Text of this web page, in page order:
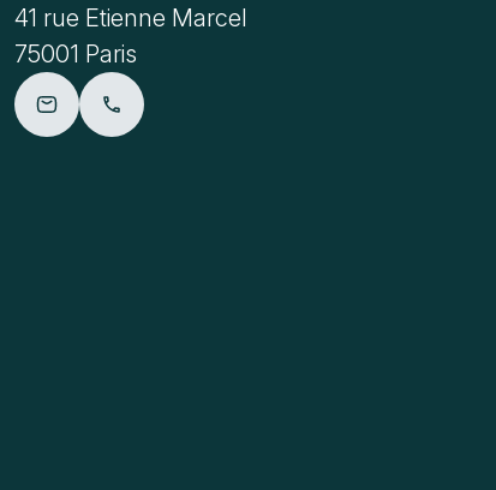
41 rue Etienne Marcel
75001 Paris